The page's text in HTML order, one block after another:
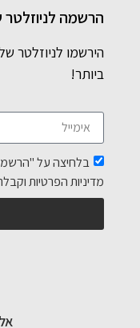
הרשמה לניוזלטר
הירשמו לניוזלטר
ביותר!
בלחיצה על
מדיניות הפרטיות